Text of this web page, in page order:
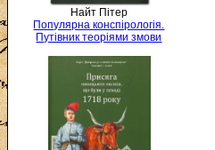
Найт Пітер
Популярна конспірологія.
Путівник теоріями змови